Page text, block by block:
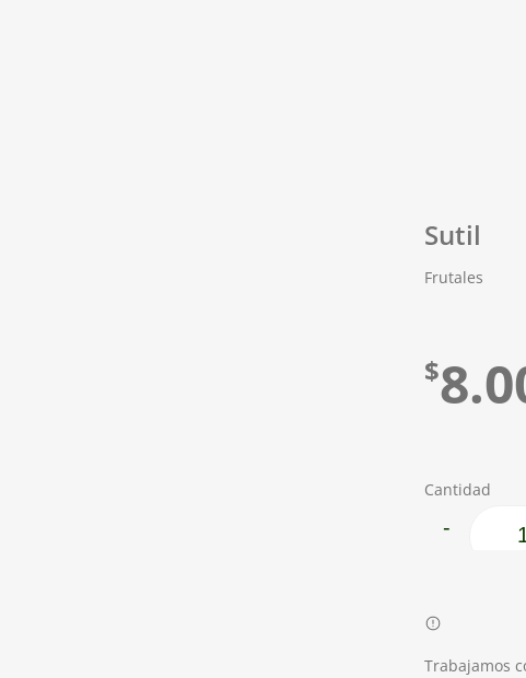
Sutil
Frutales
$
Cantidad
-
Trabajamos